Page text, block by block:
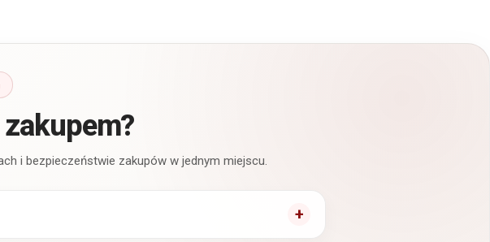
i bezpieczeństwie zakupów w jednym miejscu.